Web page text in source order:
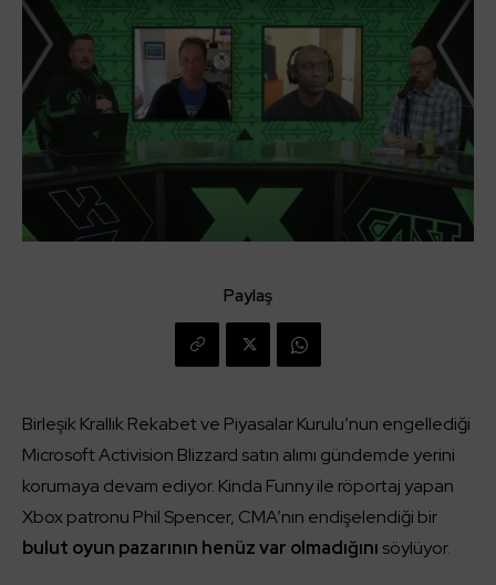
Paylaş
Birleşik Krallık Rekabet ve Piyasalar Kurulu’nun engellediği
Microsoft Activision Blizzard satın alımı gündemde yerini
korumaya devam ediyor. Kinda Funny ile röportaj yapan
Xbox patronu Phil Spencer, CMA’nın endişelendiği bir
bulut oyun pazarının henüz var olmadığını söylüyor.